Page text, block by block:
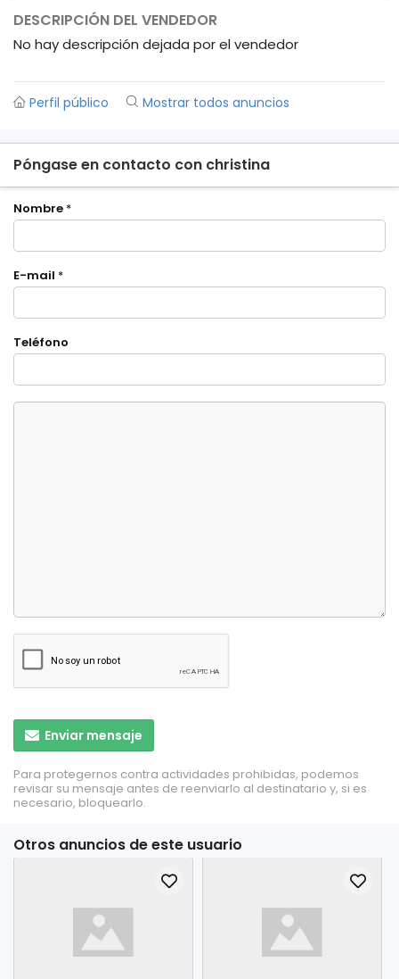
DESCRIPCIÓN DEL VENDEDOR
No hay descripción dejada por el vendedor
Perfil público Mostrar todos anuncios
Póngase en contacto con christina
Nombre *
E-mail *
Teléfono
Enviar mensaje
Para protegernos contra actividades prohibidas, podemos
revisar su mensaje antes de reenviarlo al destinatario y, si es
necesario, bloquearlo.
Otros anuncios de este usuario